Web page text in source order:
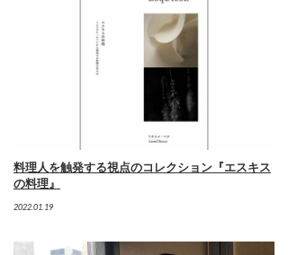
料理人を触発する視点のコレクション『エスキス
の料理』
2022.01.19